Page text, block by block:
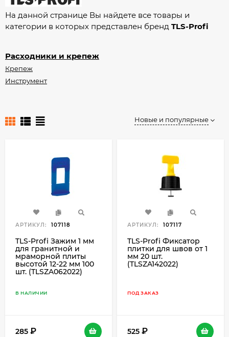
На данной странице Вы найдете все товары и
категории в которых представлен бренд TLS-Profi
Расходники и крепеж
Крепеж
Инструмент
Новые и популярные
АРТИКУЛ: 107118
TLS-Profi Зажим 1 мм
для гранитной и
мраморной плиты
высотой 12-22 мм 100
шт. (TLSZA062022)
В НАЛИЧИИ
285
АРТИКУЛ: 107117
TLS-Profi Фиксатор
плитки для швов от 1
мм 20 шт.
(TLSZA142022)
ПОД ЗАКАЗ
525